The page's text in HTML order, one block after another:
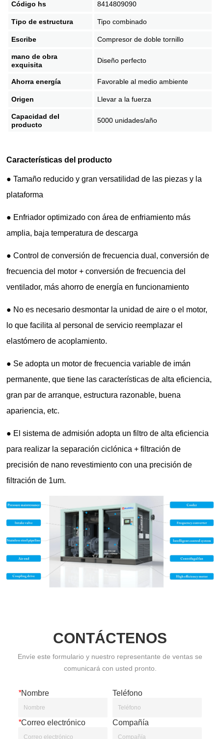
CONTÁCTENOS
Envíe este formulario y nuestro representante de ventas se
comunicará con usted pronto.
*Nombre Teléfono
*Correo electrónico Compañía